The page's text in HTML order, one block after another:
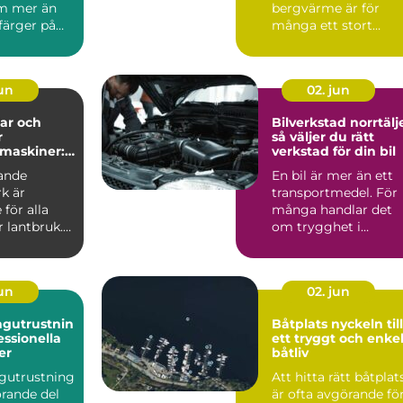
mer än
på
må...
bergvärme är för
många ett stort
och
på
är
för alla
lantbruk.
02. jun
Bilverkstad
så väljer du rätt
verkstad för din bil
En bil är mer än ett
transportmedel. För
många handlar det
om trygghet i
möjligheten att t...
del
02. jun
Båtplats nyckeln till
ett tryggt och
båtliv
Att hitta rätt
är ofta avgörande